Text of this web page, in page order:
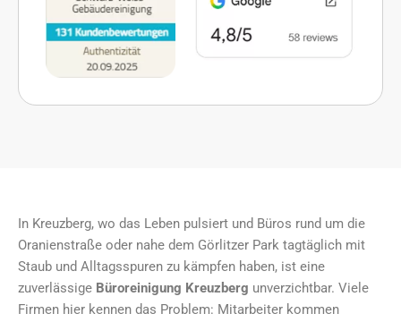
In Kreuzberg, wo das Leben pulsiert und Büros rund um die
Oranienstraße oder nahe dem Görlitzer Park tagtäglich mit
Staub und Alltagsspuren zu kämpfen haben, ist eine
zuverlässige Büroreinigung Kreuzberg unverzichtbar. Viele
Firmen hier kennen das Problem: Mitarbeiter kommen